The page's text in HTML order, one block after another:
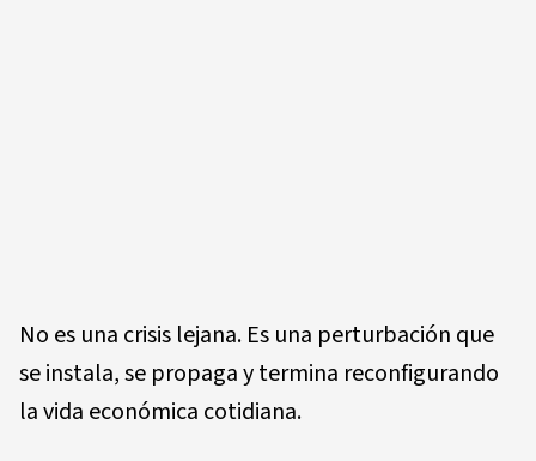
No es una crisis lejana. Es una perturbación que
se instala, se propaga y termina reconfigurando
la vida económica cotidiana.